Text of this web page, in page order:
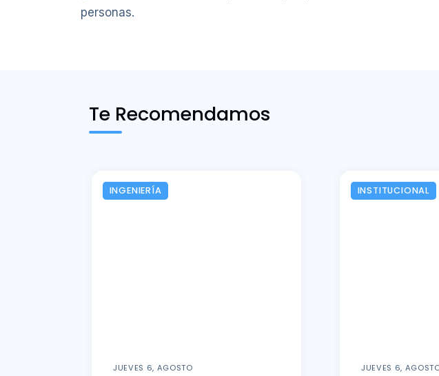
personas.
Te Recomendamos
INGENIERÍA
JUEVES 6, AGOSTO
INSTITUCIONAL
JUEVES 6,